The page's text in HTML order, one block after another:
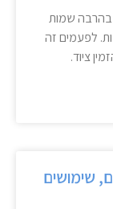
בהרבה שמות
לפעמים זה
ציוד.
שימושים